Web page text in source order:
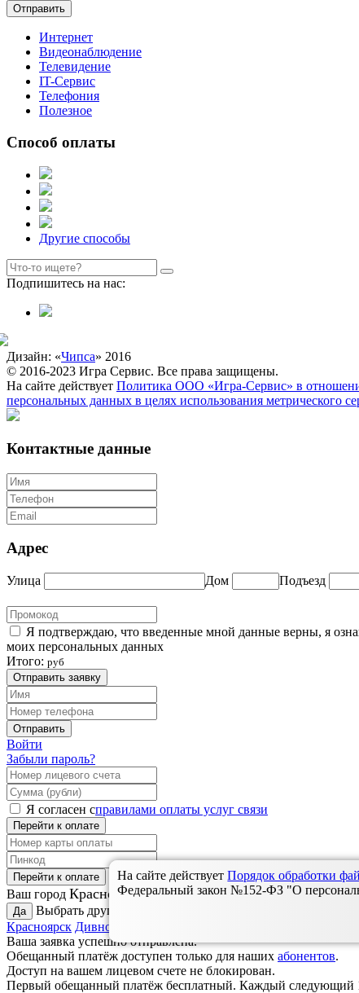
Отправить
Интернет
Видеонаблюдение
Телевидение
IT-Сервис
Телефония
Полезное
Способ оплаты
Другие способы
Подпишитесь на нас:
Дизайн: «Чипса» 2016
© 2016-2023 Игра Сервис. Все права защищены.
На сайте действует Политика ООО «Игра-Сервис» в
персональных данных в целях использования метрического
Контактные данные
Адрес
Улица Дом Подъезд
Я подтверждаю, что введенные мной данные верны, я
моих персональных данных
Итого: руб
Отправить заявку
Отправить
Войти
Забыли пароль?
Я согласен справилами оплаты услуг связи
Перейти к оплате
Перейти к оплате
Ваш город Красноярск?
Да
Выбрать другой:
Красноярск Дивногорск Ужур,
Ваша заявка успешно отправлена.
Обещанный платёж доступен только для наших абонентов.
Доступ на вашем лицевом счете не блокирован.
Первый обещанный платёж бесплатный. Каждый следующий
На сайте действуетПорядок обработки
Федеральный закон №152-ФЗ "О